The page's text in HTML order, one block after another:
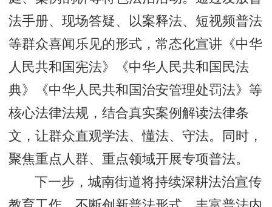
法手册、现场答疑、以案释法、短视频普法
等群众喜闻乐见的形式，常态化宣讲《中华
人民共和国宪法》《中华人民共和国民法
典》《中华人民共和国治安管理处罚法》等
核心法律法规，结合真实案例解读法律条
文，让群众直观学法、懂法、守法。同时，
聚焦重点人群、重点领域开展专项普法。
下一步，城南街道将持续深耕法治宣传